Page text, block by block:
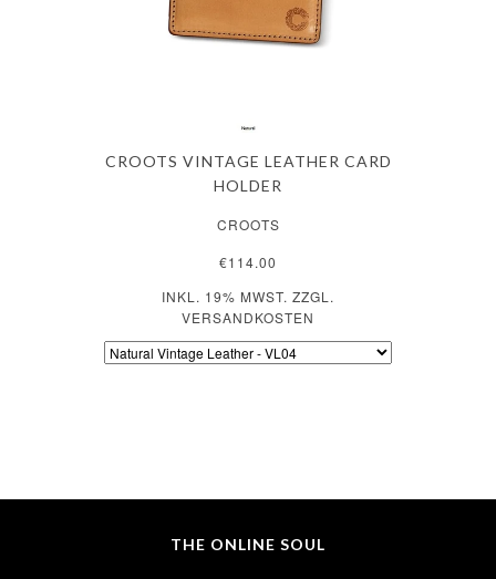
CROOTS VINTAGE LEATHER CARD
HOLDER
CROOTS
€114.00
INKL. 19% MWST. ZZGL.
VERSANDKOSTEN
THE ONLINE SOUL